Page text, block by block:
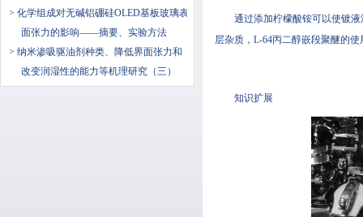
> 化学组成对无碱铝硼硅OLED基板玻璃表
面张力的影响——摘要、实验方法
> 纳米渗吸驱油剂种类、降低界面张力和
改变润湿性的能力等机理研究（三）
通过添加柠檬酸铵可以使镀液澄
层杂质，L-64丙二醇嵌段聚醚的
知识扩展